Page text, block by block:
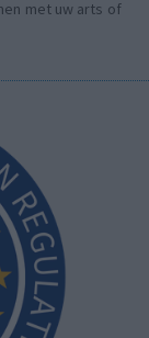
met uw arts of